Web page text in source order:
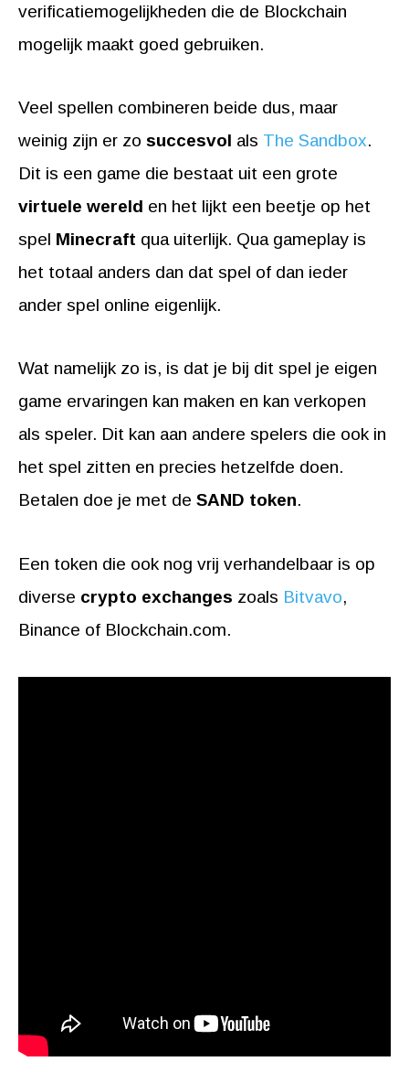
verificatiemogelijkheden die de Blockchain
mogelijk maakt goed gebruiken.
Veel spellen combineren beide dus, maar
weinig zijn er zo succesvol als The Sandbox.
Dit is een game die bestaat uit een grote
virtuele wereld en het lijkt een beetje op het
spel Minecraft qua uiterlijk. Qua gameplay is
het totaal anders dan dat spel of dan ieder
ander spel online eigenlijk.
Wat namelijk zo is, is dat je bij dit spel je eigen
game ervaringen kan maken en kan verkopen
als speler. Dit kan aan andere spelers die ook in
het spel zitten en precies hetzelfde doen.
Betalen doe je met de SAND token.
Een token die ook nog vrij verhandelbaar is op
diverse crypto exchanges zoals Bitvavo,
Binance of Blockchain.com.